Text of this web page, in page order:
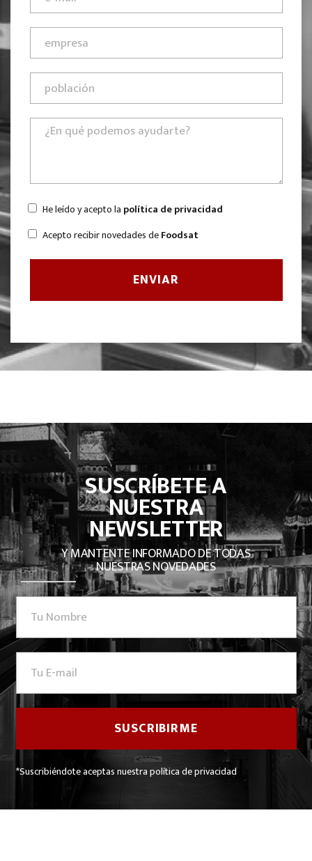
He leído y acepto la política de privacidad
Acepto recibir novedades deFoodsat
SUSCRÍBETE A
NUESTRA
NEWSLETTER
Y MANTENTE INFORMADO DE TODAS
NUESTRAS NOVEDADES
*Suscribiéndote aceptas nuestra política de privacidad